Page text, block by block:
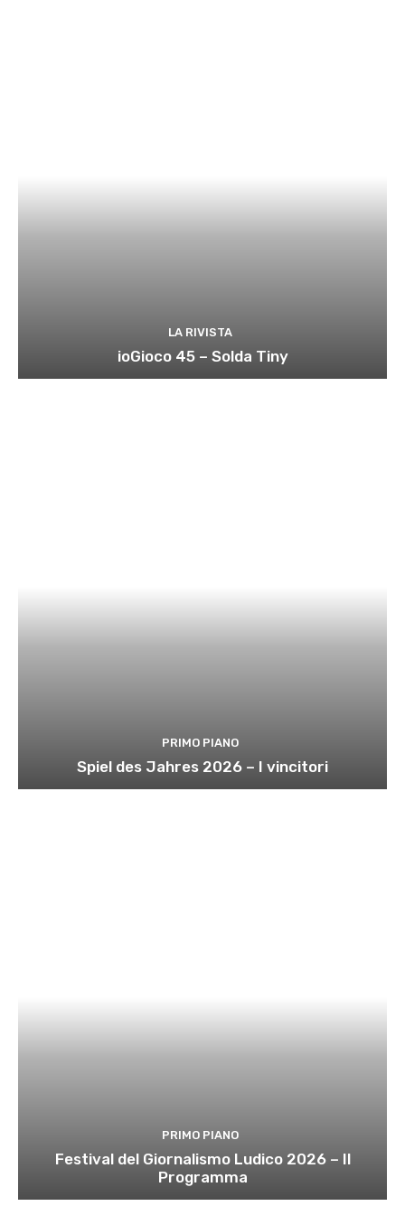
LA RIVISTA
ioGioco 45 – Solda Tiny
PRIMO PIANO
Spiel des Jahres 2026 – I vincitori
PRIMO PIANO
Festival del Giornalismo Ludico 2026 – Il
Programma